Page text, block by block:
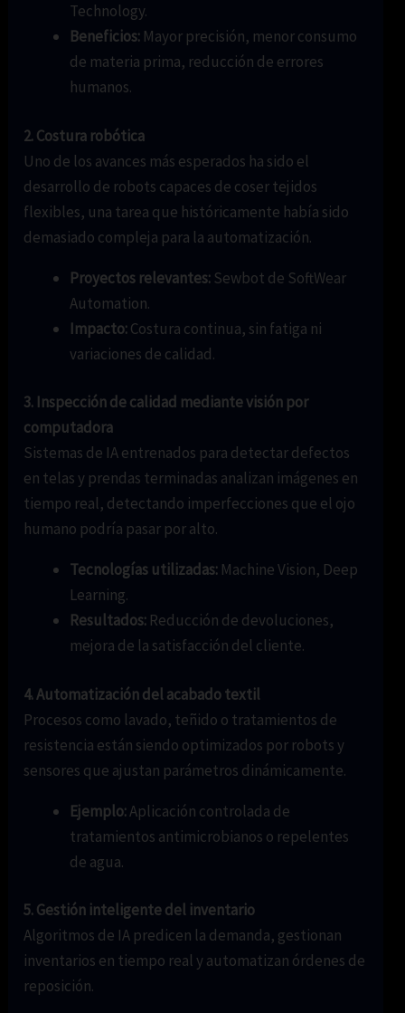
Technology.
Beneficios: Mayor precisión, menor consumo
de materia prima, reducción de errores
humanos.
2. Costura robótica
Uno de los avances más esperados ha sido el
desarrollo de robots capaces de coser tejidos
flexibles, una tarea que históricamente había sido
demasiado compleja para la automatización.
Proyectos relevantes: Sewbot de SoftWear
Automation.
Impacto:Costura continua, sin fatiga ni
variaciones de calidad.
3. Inspección de calidad mediante visión por
computadora
Sistemas de IA entrenados para detectar defectos
en telas y prendas terminadas analizan imágenes en
tiempo real, detectando imperfecciones que el ojo
humano podría pasar por alto.
Tecnologías utilizadas: Machine Vision, Deep
Learning.
Resultados: Reducción de devoluciones,
mejora de la satisfacción del cliente.
4. Automatización del acabado textil
Procesos como lavado, teñido o tratamientos de
resistencia están siendo optimizados por robots y
sensores que ajustan parámetros dinámicamente.
Ejemplo:Aplicación controlada de
tratamientos antimicrobianos o repelentes
de agua.
5. Gestión inteligente del inventario
Algoritmos de IA predicen la demanda, gestionan
inventarios en tiempo real y automatizan órdenes de
reposición.